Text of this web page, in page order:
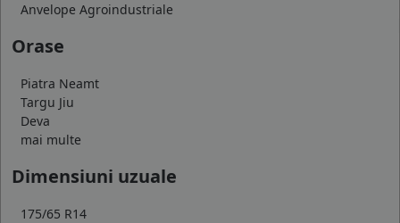
Anvelope Agroindustriale
Orase
Piatra Neamt
Targu Jiu
Deva
mai multe
Dimensiuni uzuale
175/65 R14